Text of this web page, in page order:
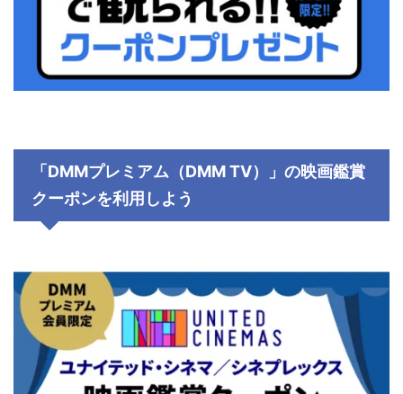
「DMMプレミアム（DMM TV）」の映画鑑賞
クーポンを利用しよう